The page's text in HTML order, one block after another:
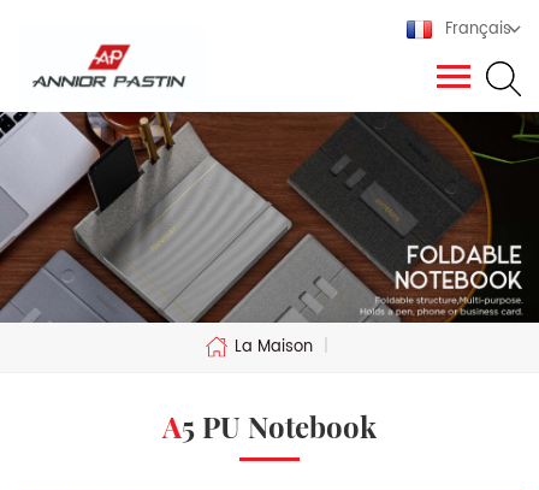
Français
La Maison |
A5 PU Notebook